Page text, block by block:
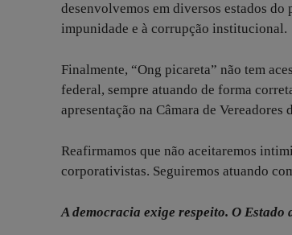
desenvolvemos em diversos estados do
impunidade e à corrupção institucional.
Finalmente, “Ong picareta” não tem
federal, sempre atuando de forma
apresentação na Câmara de Vereadores
Reafirmamos que não aceitaremos
corporativistas. Seguiremos atuando
A democracia exige respeito. O